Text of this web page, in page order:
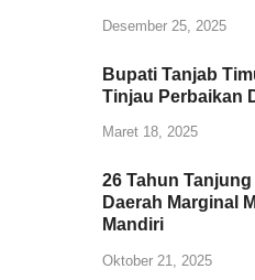
Desember 25, 2025
Bupati Tanjab
Tinjau Perbaikan
Maret 18, 2025
26 Tahun
Daerah Marginal
Mandiri
Oktober 21, 2025